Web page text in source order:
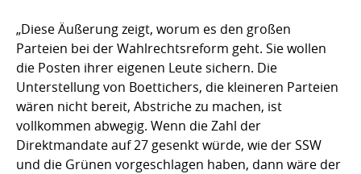
„Diese Äußerung zeigt, worum es den großen
Parteien bei der Wahlrechtsreform geht. Sie wollen
die Posten ihrer eigenen Leute sichern. Die
Unterstellung von Boettichers, die kleineren Parteien
wären nicht bereit, Abstriche zu machen, ist
vollkommen abwegig. Wenn die Zahl der
Direktmandate auf 27 gesenkt würde, wie der SSW
und die Grünen vorgeschlagen haben, dann wäre der